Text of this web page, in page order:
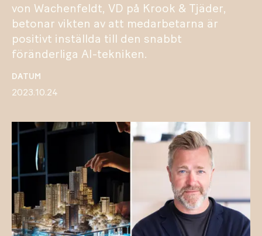
DATUM
2023.10.24
von Wachenfeldt, VD på Krook & Tjäder,
betonar vikten av att medarbetarna är
positivt inställda till den snabbt
föränderliga AI-tekniken.